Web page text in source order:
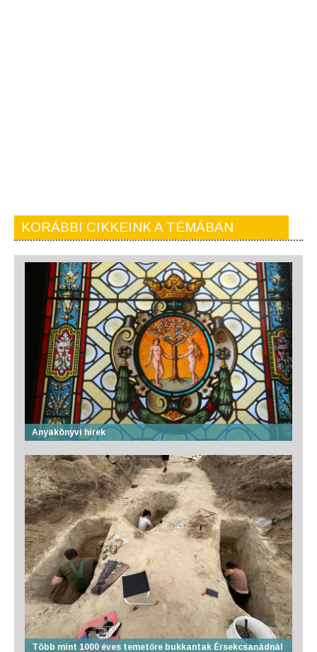
KORÁBBI CIKKEINK A TÉMÁBAN
Anyakönyvi hírek
Több mint 1000 éves temetőre bukkantak Érsekcsanádnál